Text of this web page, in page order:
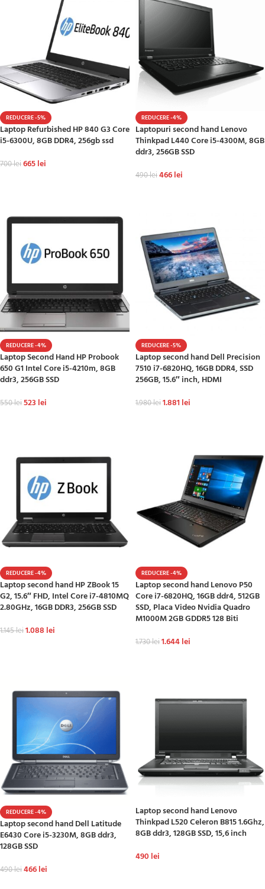
REDUCERE -5%
Laptop Refurbished HP 840 G3 Core
i5-6300U, 8GB DDR4, 256gb ssd
700lei665lei
REDUCERE -4%
Laptopuri second hand Lenovo
Thinkpad L440 Core i5-4300M, 8GB
ddr3, 256GB SSD
490lei466lei
REDUCERE -4%
Laptop Second Hand HP Probook
650 G1 Intel Core i5-4210m, 8GB
ddr3, 256GB SSD
550lei523 lei
REDUCERE -5%
Laptop second hand Dell Precision
7510 i7-6820HQ, 16GB DDR4, SSD
256GB, 15.6″ inch, HDMI
1.980lei1.881 lei
REDUCERE -4%
Laptop second hand HP ZBook 15
G2, 15.6″ FHD, Intel Core i7-4810MQ
2.80GHz, 16GB DDR3, 256GB SSD
1.145lei1.088 lei
REDUCERE -4%
Laptop second hand Lenovo P50
Core i7-6820HQ, 16GB ddr4, 512GB
SSD, Placa Video Nvidia Quadro
M1000M 2GB GDDR5 128 Biti
1.730lei1.644lei
REDUCERE -4%
Laptop second hand Dell Latitude
E6430 Core i5-3230M, 8GB ddr3,
128GB SSD
490lei466lei
Laptop second hand Lenovo
Thinkpad L520 Celeron B815 1.6Ghz,
8GB ddr3, 128GB SSD, 15,6 inch
490 lei